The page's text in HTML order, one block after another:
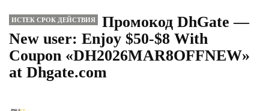
ИСТЕК СРОК ДЕЙСТВИЯ
Промокод DhGate —
New user: Enjoy $50-$8 With
Coupon «DH2026MAR8OFFNEW»
at Dhgate.com